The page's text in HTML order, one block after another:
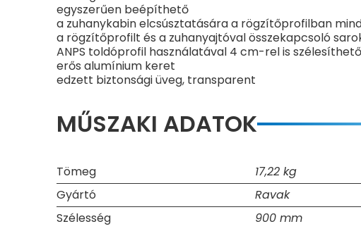
egyszerűen beépíthető
a zuhanykabin elcsúsztatására a rögzítőprofilban
a rögzítőprofilt és a zuhanyajtóval összekapcsoló
ANPS toldóprofil használatával 4 cm-rel is szélesíthető
erős alumínium keret
edzett biztonsági üveg, transparent
MŰSZAKI ADATOK
Tömeg
17,22 kg
Gyártó
Ravak
Szélesség
900 mm